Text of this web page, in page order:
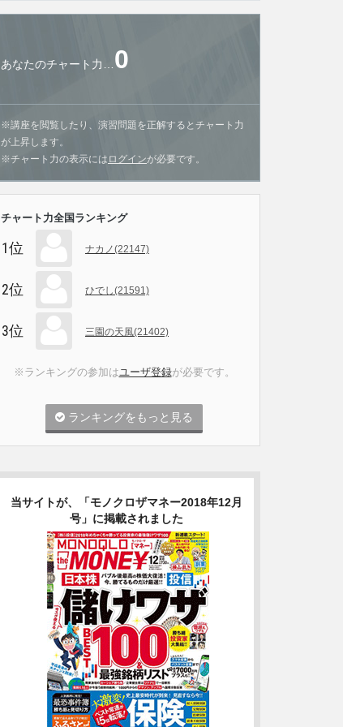
あなたのチャート力… 0
※講座を閲覧したり、演習問題を正解するとチャート力
が上昇します。
※チャート力の表示には ログインが必要です。
チャート力全国ランキング
1位 ナカノ(22147)
2位 ひでし(21591)
3位 三園の天風(21402)
※ランキングの参加はユーザ登録が必要です。
ランキングをもっと見る
当サイトが、「モノクロザマネー2018年12月
号」に掲載されました